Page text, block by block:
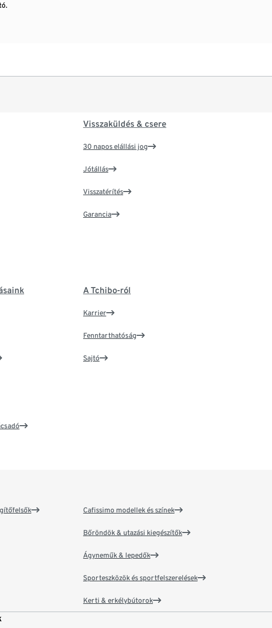
Visszaküldés & csere
30 napos elállási jog
Jótállás
Visszatérítés
Garancia
A Tchibo-ról
Karrier
Fenntarthatóság
Sajtó
Cafissimo modellek és színek
Bőröndök & utazási kiegészítők
Ágyneműk & lepedők
Sporteszközök és sportfelszerelések
Kerti & erkélybútorok